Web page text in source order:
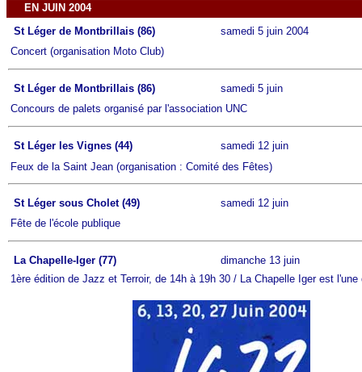
EN JUIN 2004
St Léger de Montbrillais (86)
samedi 5 juin 2004
Concert (organisation Moto Club)
St Léger de Montbrillais (86)
samedi 5 juin
Concours de palets organisé par l'association UNC
St Léger les Vignes (44)
samedi 12 juin
Feux de la Saint Jean (organisation : Comité des Fêtes)
St Léger sous Cholet (49)
samedi 12 juin
Fête de l'école publique
La Chapelle-Iger (77)
dimanche 13 juin
1ère édition de Jazz et Terroir, de 14h à 19h 30 / La Chapelle Iger est